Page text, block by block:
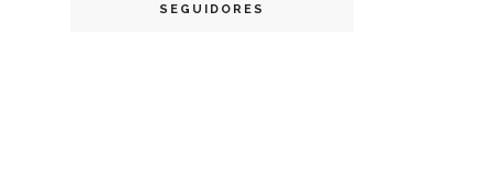
SEGUIDORES